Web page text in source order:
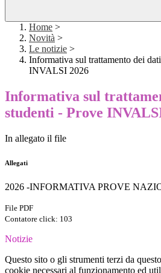
Home >
Novità >
Le notizie >
Informativa sul trattamento dei
INVALSI 2026
Informativa sul
studenti - Prove
In allegato il file
Allegati
2026 -INFORMATIVA PROVE
File PDF
Contatore click: 103
Notizie
Questo sito o gli strumenti terzi da
cookie necessari al funzionamento ed